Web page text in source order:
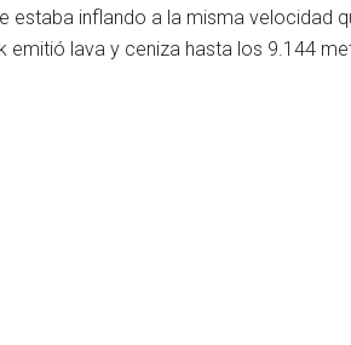
estaba inflando a la misma velocidad
emitió lava y ceniza hasta los 9.144